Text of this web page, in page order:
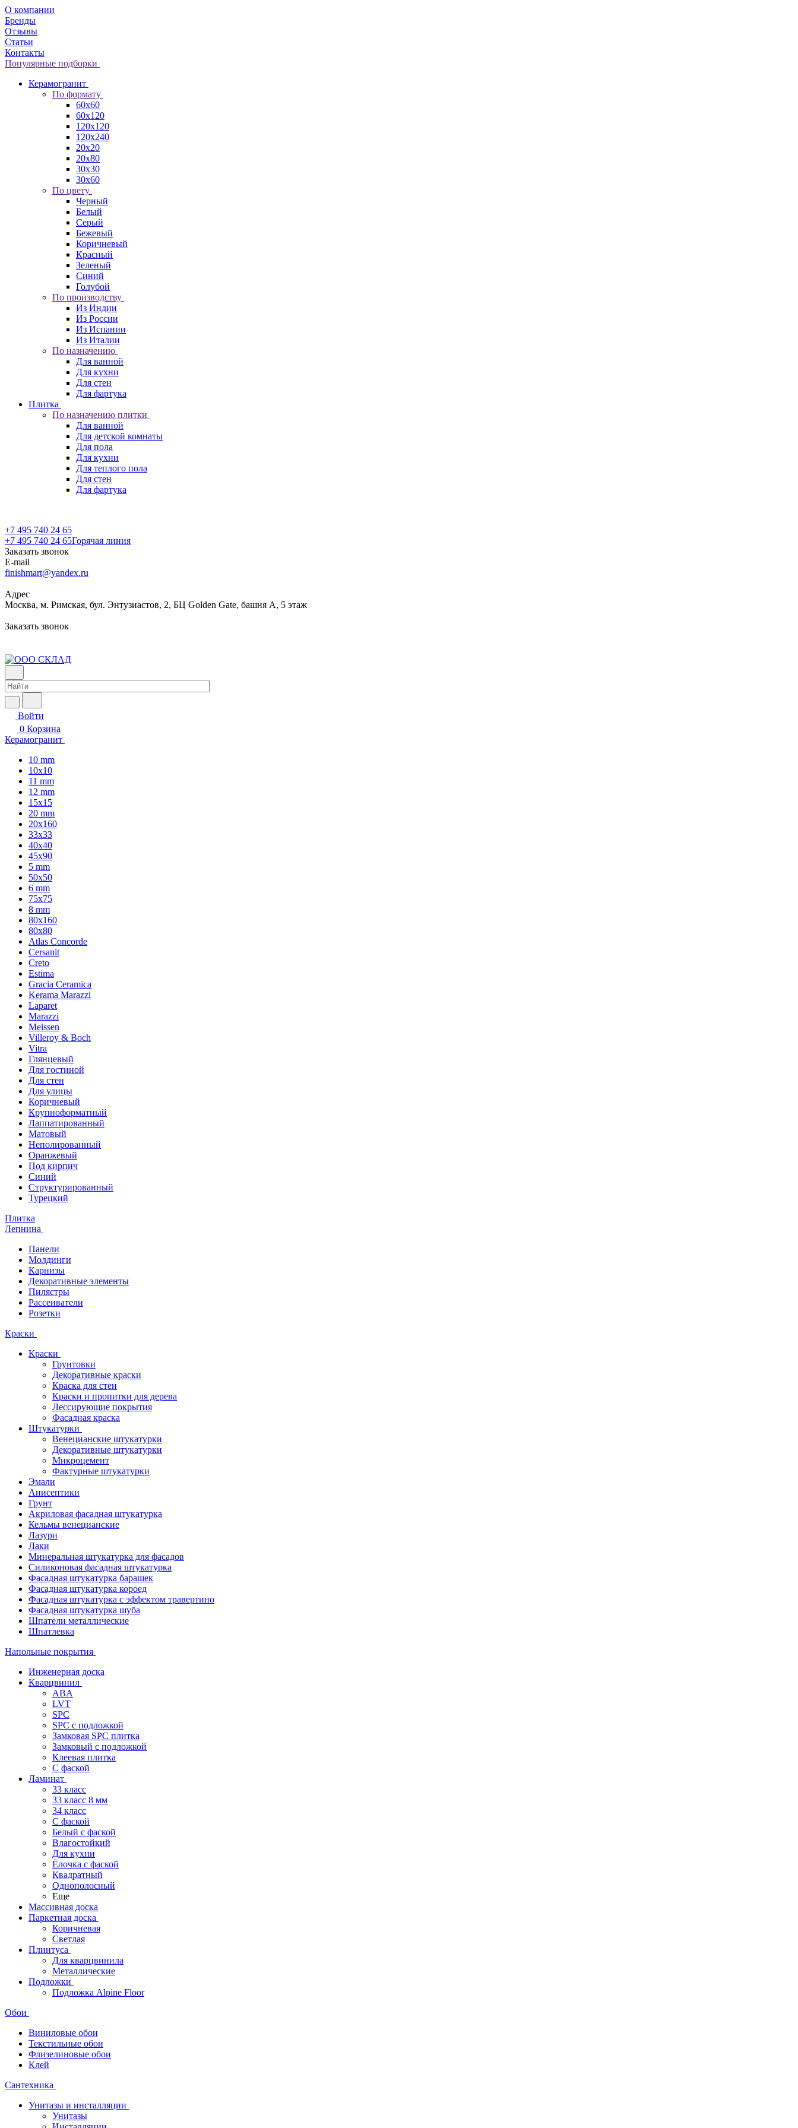
О компании
Бренды
Отзывы
Статьи
Контакты
Популярные подборки
Керамогранит
По формату
60x60
60x120
120x120
120x240
20x20
20x80
30x30
30x60
По цвету
Черный
Белый
Серый
Бежевый
Коричневый
Красный
Зеленый
Синий
Голубой
По производству
Из Индии
Из России
Из Испании
Из Италии
По назначению
Для ванной
Для кухни
Для стен
Для фартука
Плитка
По назначению плитки
Для ванной
Для детской комнаты
Для пола
Для кухни
Для теплого пола
Для стен
Для фартука
+7 495 740 24 65
+7 495 740 24 65Горячая линия
Заказать звонок
E-mail
finishmart@yandex.ru
Адрес
Москва, м. Римская, бул. Энтузиастов, 2, БЦ Golden Gate, башня А, 5 этаж
Заказать звонок
Войти
0 Корзина
Керамогранит
10 mm
10x10
11 mm
12 mm
15x15
20 mm
20х160
33x33
40х40
45x90
5 mm
50x50
6 mm
75х75
8 mm
80x160
80x80
Atlas Concorde
Cersanit
Creto
Estima
Gracia Ceramica
Kerama Marazzi
Laparet
Marazzi
Meissen
Villeroy & Boch
Vitra
Глянцевый
Для гостиной
Для стен
Для улицы
Коричневый
Крупноформатный
Лаппатированный
Матовый
Неполированный
Оранжевый
Под кирпич
Синий
Структурированный
Турецкий
Плитка
Лепнина
Панели
Молдинги
Карнизы
Декоративные элементы
Пилястры
Рассеиватели
Розетки
Краски
Краски
Грунтовки
Декоративные краски
Краска для стен
Краски и пропитки для дерева
Лессирующие покрытия
Фасадная краска
Штукатурки
Венецианские штукатурки
Декоративные штукатурки
Микроцемент
Фактурные штукатурки
Эмали
Анисептики
Грунт
Акриловая фасадная штукатурка
Кельмы венецианские
Лазури
Лаки
Минеральная штукатурка для фасадов
Силиконовая фасадная штукатурка
Фасадная штукатурка барашек
Фасадная штукатурка короед
Фасадная штукатурка с эффектом травертино
Фасадная штукатурка шуба
Шпатели металлические
Шпатлевка
Напольные покрытия
Инженерная доска
Кварцвинил
ABA
LVT
SPC
SPC с подложкой
Замковая SPC плитка
Замковый с подложкой
Клеевая плитка
С фаской
Ламинат
33 класс
33 класс 8 мм
34 класс
C фаской
Белый с фаской
Влагостойкий
Для кухни
Ёлочка с фаской
Квадратный
Однополосный
Еще
Массивная доска
Паркетная доска
Коричневая
Светлая
Плинтуса
Для кварцвинила
Металлические
Подложки
Подложка Alpine Floor
Обои
Виниловые обои
Текстильные обои
Флизелиновые обои
Клей
Сантехника
Унитазы и инсталляции
Унитазы